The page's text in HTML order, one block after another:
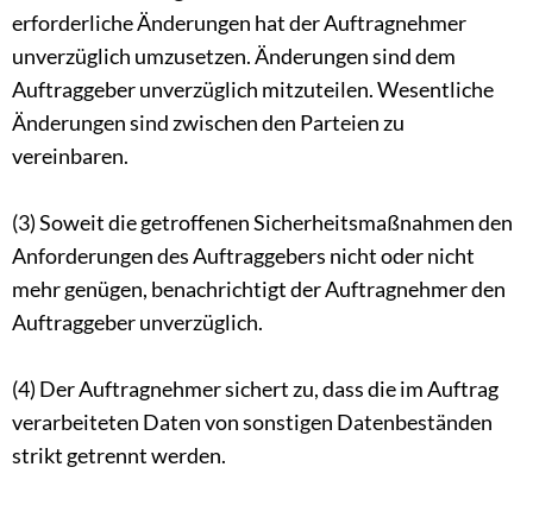
erforderliche Änderungen hat der Auftragnehmer
unverzüglich umzusetzen. Änderungen sind dem
Auftraggeber unverzüglich mitzuteilen. Wesentliche
Änderungen sind zwischen den Parteien zu
vereinbaren.
(3) Soweit die getroffenen Sicherheitsmaßnahmen den
Anforderungen des Auftraggebers nicht oder nicht
mehr genügen, benachrichtigt der Auftragnehmer den
Auftraggeber unverzüglich.
(4) Der Auftragnehmer sichert zu, dass die im Auftrag
verarbeiteten Daten von sonstigen Datenbeständen
strikt getrennt werden.